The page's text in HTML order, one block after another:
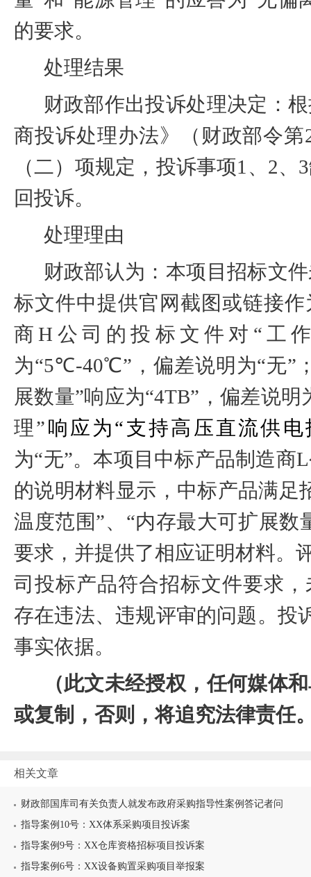
的要求。
处理结果
财政部作出投诉处理决定：
商投诉处理办法》（财政部令第
（二）项规定，投诉事项1 、 2、 3
回投诉。
处理理由
财政部认为：本项目招标文
标文件中提供官网截图或链接
商H 公司的投标文件对“工
为“5℃-40℃”，偏差说明为“无”
展数量”响应为“4TB”，偏差说明
理”响应为“支持高压直流供电
为“无”。本项目中标产品制造商L
的说明材料显示，中标产品满足
温度范围”、“内存最大可扩展数
要求，并提供了相应证明材料。
司投标产品符合招标文件要求
存在违法、违规评审的问题。投
事实依据。
（此文未经授权，任何媒体
或复制，否则，将追究法律责任
相关文章
财政部国库司有关负责人就发布政府采购指导性案例答记者问
指导案例10号：XX体系采购项目投诉案
指导案例9号：XX仓库资格招标项目投诉案
指导案例6号：XX设备购置采购项目举报案